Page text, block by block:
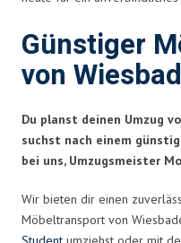
Günstiger
von
Du planst deinen Umzug
suchst nach einem
bei uns, Umzugsmeister
Wir bieten dir einen
Möbeltransport von